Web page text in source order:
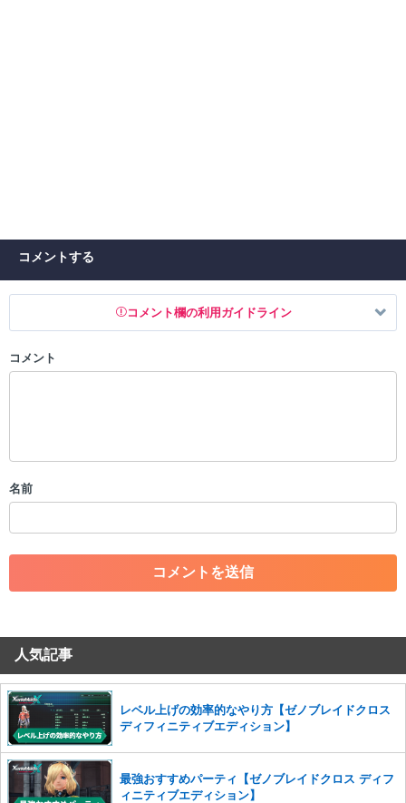
コメントする
コメント欄の利用ガイドライン
以下の書き込みを禁止とし、場合によってはコメント削除や書き込み制
・一度削除された投稿を再び投稿すること
・アカウントの売買など金銭が絡む内容の投稿
・各ゲームのネタバレを含む内容の投稿
・その他、管理者が不適切と判断した投稿
コメントの削除を申請する
せていただきます。ご了承ください。
※一度削除したコメントは復元ができませんのでご注意くだ
さい。
また、過度な利用規約の違反や、弊社に損害の及ぶ内容の書き込みがあ
った場合は、法的措置をとらせていただく場合もございますので、あら
かじめご理解くださいませ。
コメント
名前
人気記事
レベル上げの効率的なやり方【ゼノブレイドクロス
ディフィニティブエディション】
最強おすすめパーティ【ゼノブレイドクロス ディフ
ィニティブエディション】